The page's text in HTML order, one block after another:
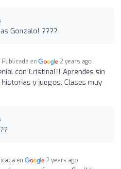
Gonzalo! ????
Publicada en 2 years ago
con Cristina!!! Aprendes sin
y juegos. Clases muy
en 2 years ago